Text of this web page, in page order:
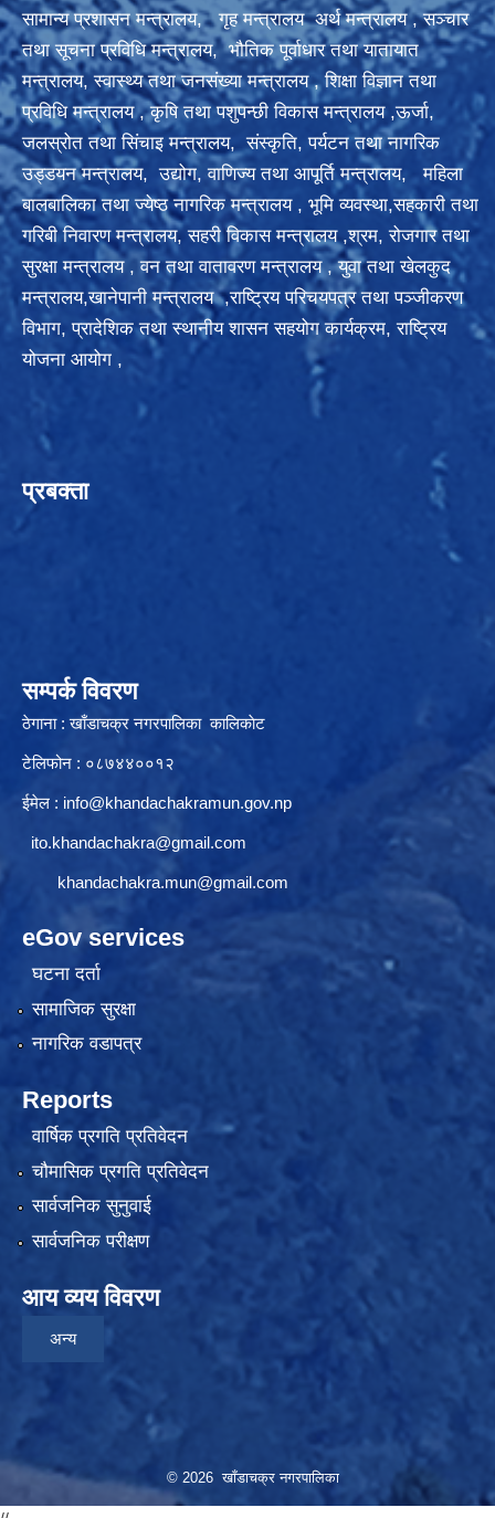
सामान्य प्रशासन मन्त्रालय,
गृह मन्त्रालयअर्थ मन्त्रालय,सञ्‍चार
तथा सूचना प्रविधि मन्त्रालय, भौतिक पूर्वाधार तथा यातायात
मन्त्रालय, स्वास्थ्य तथा जनसंख्या मन्त्रालय,शिक्षा विज्ञान तथा
प्रविधि मन्त्रालय,कृषि तथा पशुपन्छी विकास मन्त्रालय ,ऊर्जा,
जलस्रोत तथा सिंचाइ मन्त्रालय,संस्कृति, पर्यटन तथा नागरिक
उड्डयन मन्त्रालय, उद्योग, वाणिज्य तथा आपूर्ति मन्त्रालय,महिला
बालबालिका तथा ज्येष्ठ नागरिक मन्त्रालय , भूमि व्यवस्था,सहकारी तथा
गरिबी निवारण मन्त्रालय, सहरी विकास मन्त्रालय,श्रम, रोजगार तथा
सुरक्षा मन्त्रालय , वन तथा वातावरण मन्त्रालय,युवा तथा खेलकुद
मन्त्रालय,खानेपानी मन्त्रालय ,राष्ट्रिय परिचयपत्र तथा पञ्‍जीकरण
विभाग, प्रादेशिक तथा स्थानीय शासन सहयोग कार्यक्रम,राष्ट्रिय
योजना आयोग ,
प्रबक्ता
सम्पर्क विवरण
ठेगाना : खाँडाचक्र नगरपालिका कालिकाेट
टेलिफोन : ०८७४४००१२
ईमेल : info@khandachakramun.gov.np
ito.khandachakra@gmail.com
khandachakra.mun@gmail.com
eGov services
घटना दर्ता
सामाजिक सुरक्षा
नागरिक वडापत्र
Reports
वार्षिक प्रगति प्रतिवेदन
चौमासिक प्रगति प्रतिवेदन
सार्वजनिक सुनुवाई
सार्वजनिक परीक्षण
आय व्यय विवरण
अन्य
© 2026 खाँडाचक्र नगरपालिका